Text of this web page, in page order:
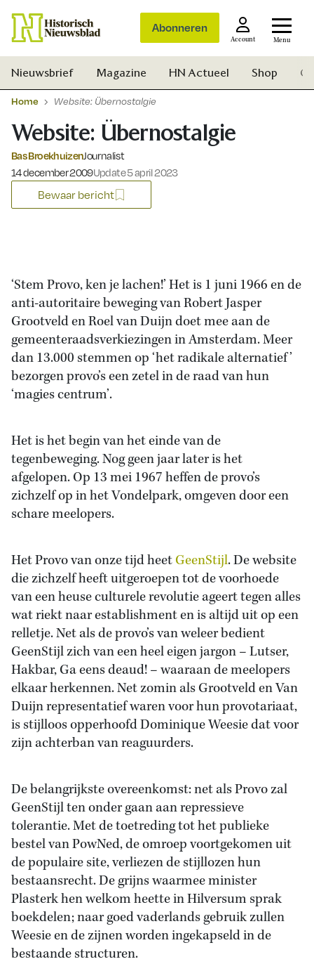
Abonneren
Account Menu
Zoek
Nieuwsbrief Magazine HN Actueel Shop
Home Website: Übernostalgie
Website: Übernostalgie
Bas BroekhuizenJournalist
Gepubliceerd op:
14 december 2009Update 5 april 2023
Bewaar bericht
‘Stem Provo, ken je lachen!’ Het is 1 juni 1966 en de
anti-autoritaire beweging van Robert Jasper
Grootveld en Roel van Duijn doet mee aan de
gemeenteraadsverkiezingen in Amsterdam. Meer
dan 13.000 stemmen op ‘het radikale alternatief’
bezorgen provo’s een zetel in de raad van hun
‘magies centrum’.
Het is het begin van het einde van de
tegenbeweging. Nog geen jaar later is het
afgelopen. Op 13 mei 1967 heffen de provo’s
zichzelf op in het Vondelpark, omgeven door een
schare meelopers.
Het Provo van onze tijd heetGeenStijl. De website
die zichzelf heeft uitgeroepen tot de voorhoede
van een heuse culturele revolutie ageert tegen alles
wat riekt naar establishment en is altijd uit op een
relletje. Net als de provo’s van weleer bedient
GeenStijl zich van een heel eigen jargon – Lutser,
Hakbar, Ga eens deaud! – waaraan de meelopers
elkaar herkennen. Net zomin als Grootveld en Van
Duijn representatief waren voor hun provotariaat,
is stijlloos opperhoofd Dominique Weesie dat voor
zijn achterban van reaguurders.
De belangrijkste overeenkomst: net als Provo zal
GeenStijl ten onder gaan aan repressieve
tolerantie. Met de toetreding tot het publieke
bestel van PowNed, de omroep voortgekomen uit
de populaire site, verliezen de stijllozen hun
bestaansrecht. De grijns waarmee minister
Plasterk hen welkom heette in Hilversum sprak
boekdelen; naar goed vaderlands gebruik zullen
Weesie en de zijnen worden ingekapseld in de
bestaande structuren.